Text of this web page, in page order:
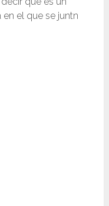
en el que se juntn